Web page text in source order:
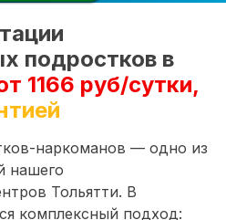
подростков в
1166 руб/сутки,
наркоманов — одно из
нашего
Тольятти. В
комплексный подход: